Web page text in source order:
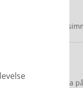
och
aktiviteter att göra